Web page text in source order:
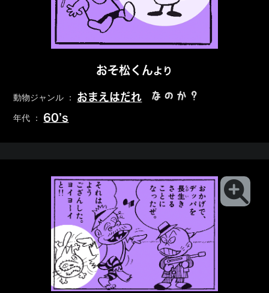
おそ松くんより
動物ジャンル ： おまえはだれ なのか？
年代 ： 60’s